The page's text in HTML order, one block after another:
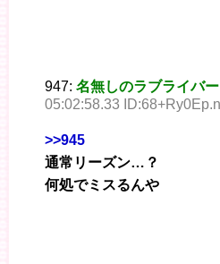
947: 名無しのラブライバー
05:02:58.33
>>945
通常リーズン…？
何処でミスるんや